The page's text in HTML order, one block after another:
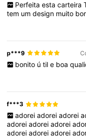
Perfeita esta carteira
tem umdesign muito
p***9
bonito ú til e boa
f***3
adorei adorei adorei
adoreiadoreiadorei
adoreiadoreiadorei